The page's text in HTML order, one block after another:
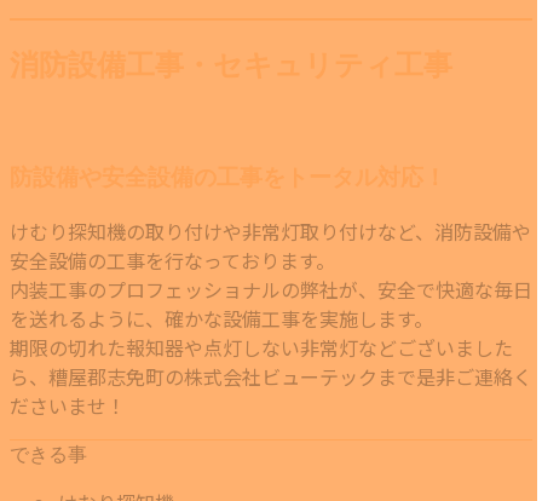
消防設備工事・セキュリティ工事
防設備や安全設備の工事をトータル対応！
けむり探知機の取り付けや非常灯取り付けなど、消防設備や
安全設備の工事を行なっております。
内装工事のプロフェッショナルの弊社が、安全で快適な毎日
を送れるように、確かな設備工事を実施します。
期限の切れた報知器や点灯しない非常灯などございました
ら、糟屋郡志免町の株式会社ビューテックまで是非ご連絡く
ださいませ！
できる事